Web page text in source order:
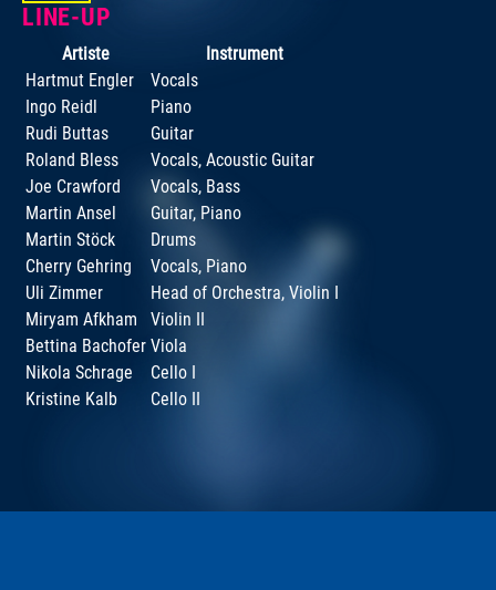
LINE-UP
Artiste
Instrument
Hartmut Engler
Vocals
Ingo Reidl
Piano
Rudi Buttas
Guitar
Roland Bless
Vocals, Acoustic Guitar
Joe Crawford
Vocals, Bass
Martin Ansel
Guitar, Piano
Martin Stöck
Drums
Cherry Gehring
Vocals, Piano
Uli Zimmer
Head of Orchestra, Violin I
Miryam Afkham
Violin II
Bettina Bachofer Viola
Nikola Schrage
Cello I
Kristine Kalb
Cello II